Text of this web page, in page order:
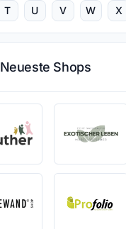
T U V W X
Neueste Shops